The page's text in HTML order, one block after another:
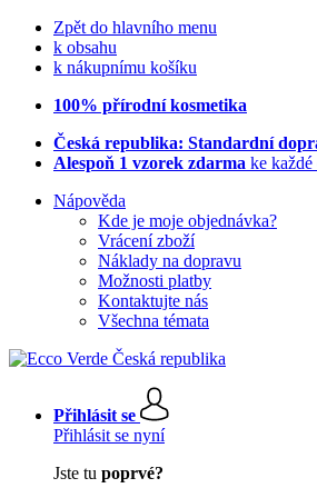
Zpět do hlavního menu
k obsahu
k nákupnímu košíku
100% přírodní kosmetika
Česká republika: Standardní
Alespoň 1 vzorek zdarma ke
Nápověda
Kde je moje objednávka?
Vrácení zboží
Náklady na dopravu
Možnosti platby
Kontaktujte nás
Všechna témata
Přihlásit se
Přihlásit se nyní
Jste tu poprvé?